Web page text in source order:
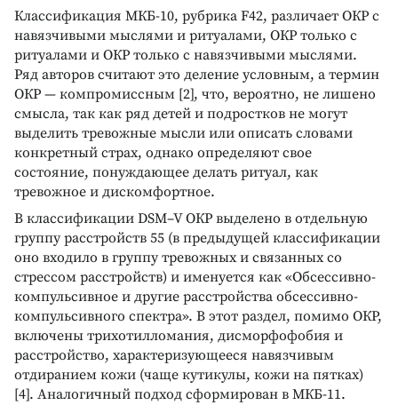
Классификация МКБ-10, рубрика F42, различает ОКР с
навязчивыми мыслями и ритуалами, ОКР только с
ритуалами и ОКР только с навязчивыми мыслями.
Ряд авторов считают это деление условным, а термин
ОКР — компромиссным [2], что, вероятно, не лишено
смысла, так как ряд детей и подростков не могут
выделить тревожные мысли или описать словами
конкретный страх, однако определяют свое
состояние, понуждающее делать ритуал, как
тревожное и дискомфортное.
В классификации DSM–V ОКР выделено в отдельную
группу расстройств 55 (в предыдущей классификации
оно входило в группу тревожных и связанных со
стрессом расстройств) и именуется как «Обсессивно-
компульсивное и другие расстройства обсессивно-
компульсивного спектра». В этот раздел, помимо ОКР,
включены трихотилломания, дисморфофобия и
расстройство, характеризующееся навязчивым
отдиранием кожи (чаще кутикулы, кожи на пятках)
[4]. Аналогичный подход сформирован в МКБ-11.